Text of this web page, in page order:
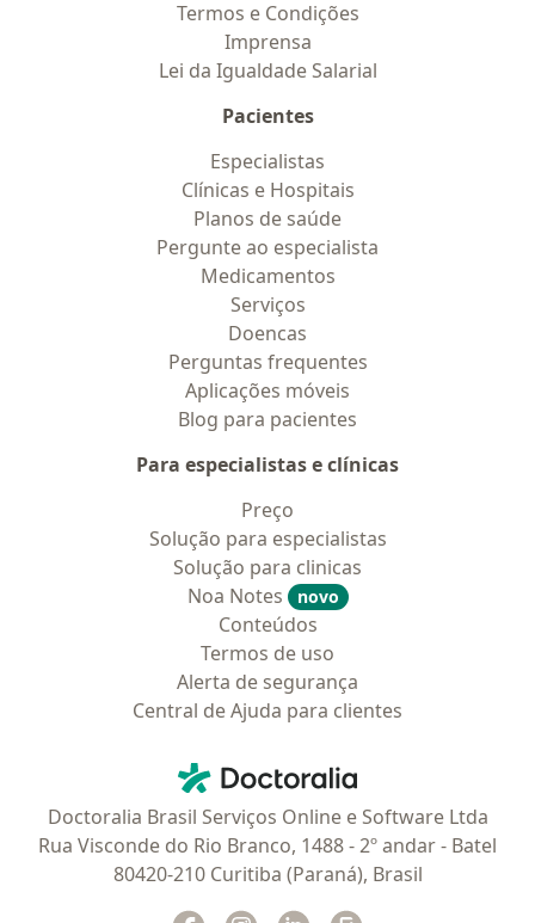
Termos e Condições
Imprensa
Lei da Igualdade Salarial
Pacientes
Especialistas
Clínicas e Hospitais
Planos de saúde
Pergunte ao especialista
Medicamentos
Serviços
Doencas
Perguntas frequentes
Aplicações móveis
Blog para pacientes
Para especialistas e clínicas
Preço
Solução para especialistas
Solução para clinicas
Noa Notes
novo
Conteúdos
Termos de uso
Alerta de segurança
Central de Ajuda para clientes
Doctoralia - Homepage
Doctoralia Brasil Serviços Online e Software Ltda
Rua Visconde do Rio Branco, 1488 - 2º andar - Batel
80420-210 Curitiba (Paraná), Brasil